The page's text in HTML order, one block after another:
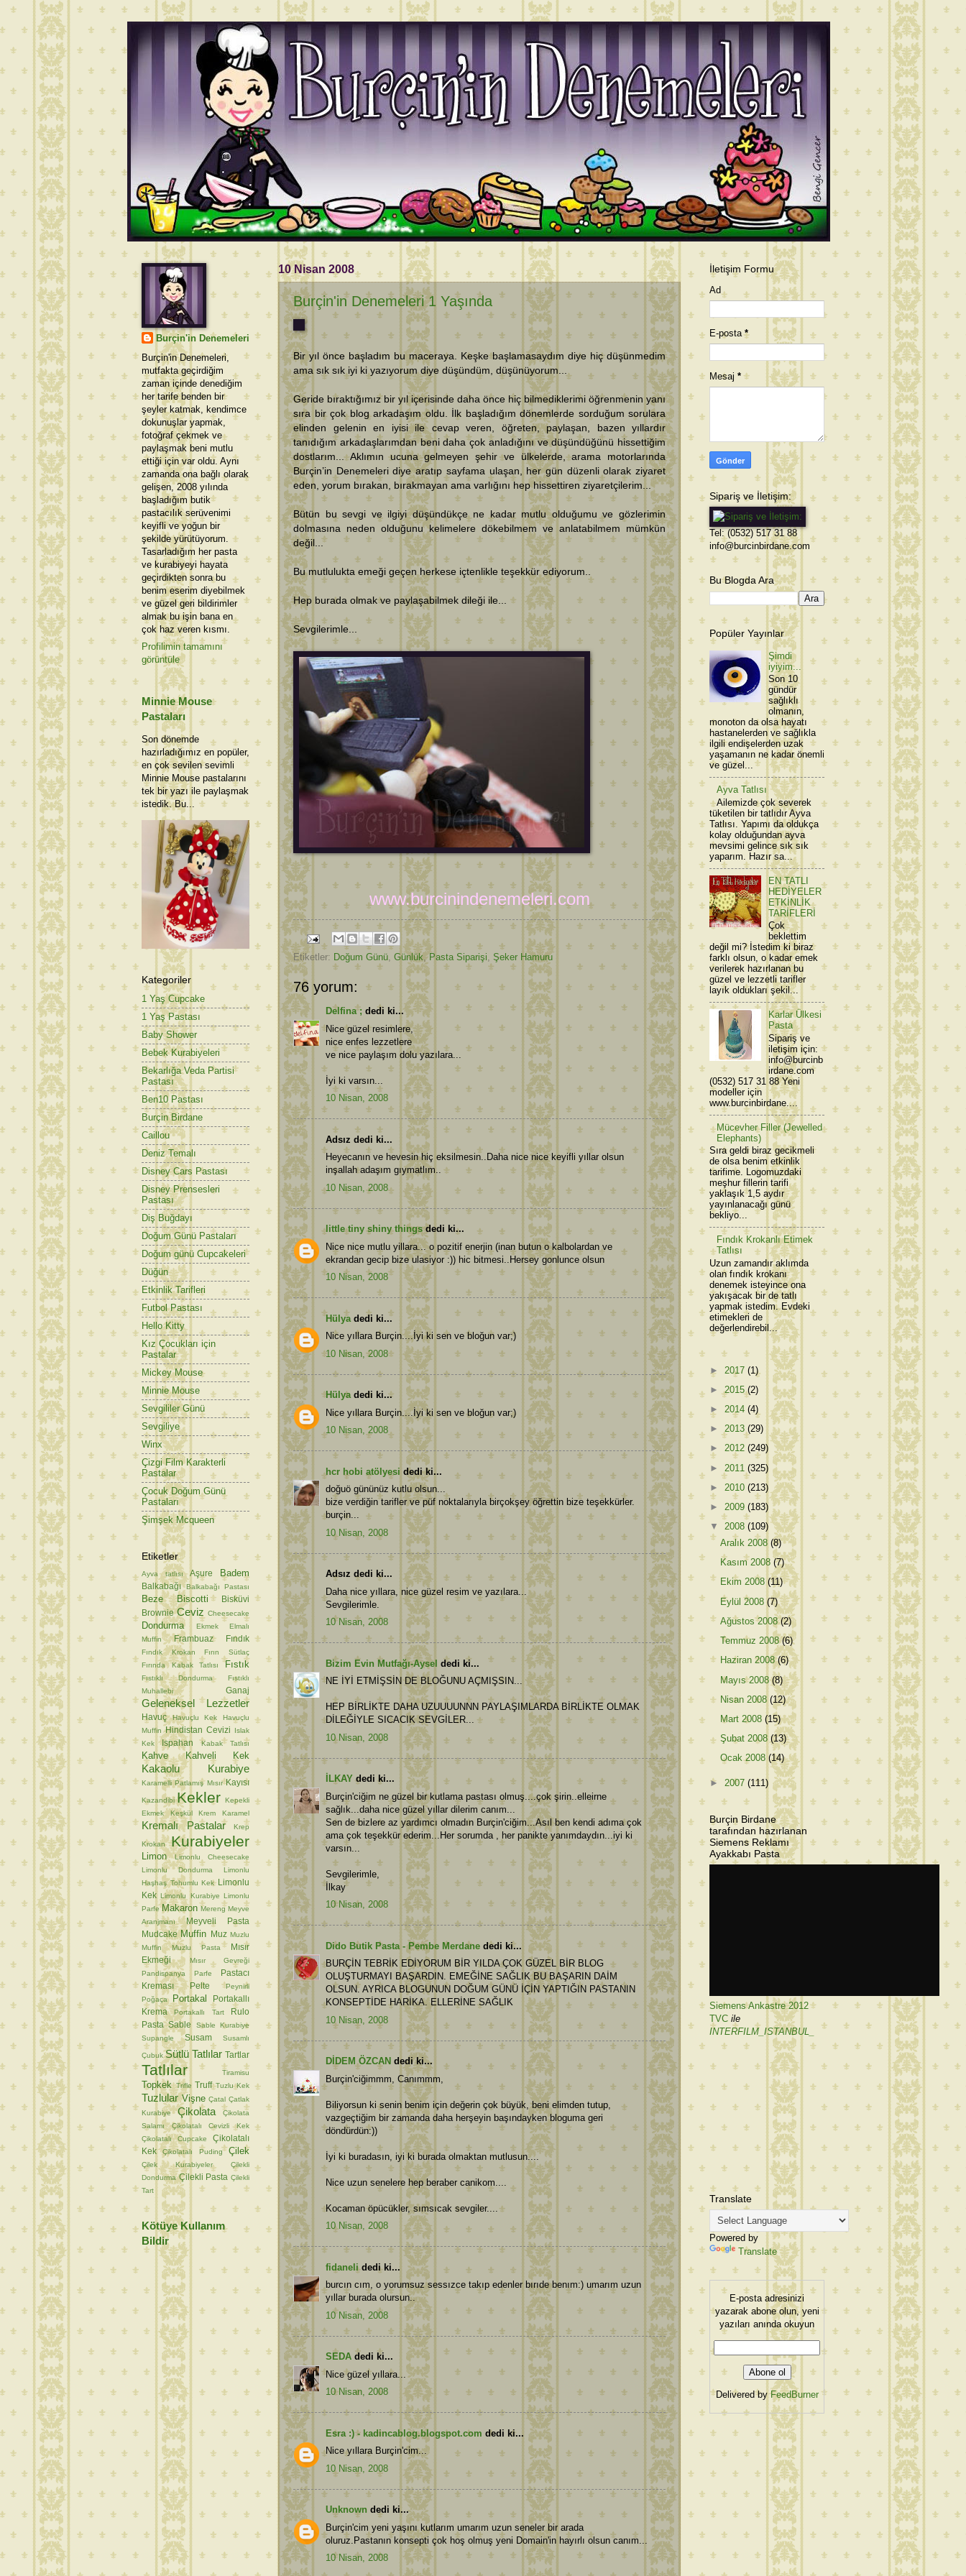
10 Nisan 2008
Burçin'in Denemeleri 1 Yaşında
Bir yıl önce başladım bu maceraya. Keşke başlamasaydım diye hiç düşünmedim
ama sık sık iyi ki yazıyorum diye düşündüm, düşünüyorum...
Geride bıraktığımız bir yıl içerisinde daha önce hiç bilmediklerimi öğrenmenin yanı
sıra bir çok blog arkadaşım oldu. İlk başladığım dönemlerde sorduğum sorulara
elinden gelenin en iyisi ile cevap veren, öğreten, paylaşan, bazen yıllardır
tanıdığım arkadaşlarımdan beni daha çok anladığını ve düşündüğünü hissettiğim
dostlarım... Aklımın ucuna gelmeyen şehir ve ülkelerde, arama motorlarında
Burçin’in Denemeleri diye aratıp sayfama ulaşan, her gün düzenli olarak ziyaret
eden, yorum bırakan, bırakmayan ama varlığını hep hissettiren ziyaretçilerim...
Bütün bu sevgi ve ilgiyi düşündükçe ne kadar mutlu olduğumu ve gözlerimin
dolmasına neden olduğunu kelimelere dökebilmem ve anlatabilmem mümkün
değil...
Bu mutlulukta emeği geçen herkese içtenlikle teşekkür ediyorum..
Hep burada olmak ve paylaşabilmek dileği ile...
Sevgilerimle...
www.burcinindenemeleri.com
Etiketler: Doğum Günü, Günlük,Pasta Siparişi, Şeker Hamuru
76 yorum:
Delfina ; dedi ki...
Nice güzel resimlere,
nice enfes lezzetlere
ve nice paylaşım dolu yazılara...
İyi ki varsın...
10 Nisan, 2008
Adsız dedi ki...
Heyecanın ve hevesin hiç eksilmesin..Daha nice nice keyifli yıllar olsun
inşallah adaşım gıymatlım..
10 Nisan, 2008
little tiny shiny thingsdedi ki...
Nice nice mutlu yillara... o pozitif enerjin (inan butun o kalbolardan ve
ekrandan gecip bize ulasiyor :)) hic bitmesi..Hersey gonlunce olsun
10 Nisan, 2008
Hülya dedi ki...
Nice yıllara Burçin....İyi ki sen ve bloğun var;)
10 Nisan, 2008
Hülyadedi ki...
Nice yıllara Burçin....İyi ki sen ve bloğun var;)
10 Nisan, 2008
hcr hobi atölyesi dedi ki...
doğuö gününüz kutlu olsun...
bize verdiğin tarifler ve püf noktalarıyla birçokşey öğrettin bize teşekkürler.
burçin...
10 Nisan, 2008
Adsız dedi ki...
Daha nice yıllara, nice güzel resim ve yazılara...
Sevgilerimle.
10 Nisan, 2008
Bizim Evin Mutfağı-Aysel dedi ki...
NE İYİ ETMİŞSİN DE BLOĞUNU AÇMIŞSIN...
HEP BİRLİKTE DAHA UZUUUUNNN PAYLAŞIMLARDA BİRLİKTE OLMAK
DİLEĞİYLE SICACIK SEVGİLER...
10 Nisan, 2008
İLKAY dedi ki...
Burçin'ciğim ne güzel bir kutlama pastası olmuş....çok şirin..elleirne
sağlık...daha nice güzel yıllar dilerim canım...
Sen de bizlere az yardımcı olmadın Burçin'ciğim...Asıl ben kendi adıma çok
ama çok teşekkür ederim...Her sorumda , her panikte yanımdaydın...iyi ki
varsın...
Sevgilerimle,
İlkay
10 Nisan, 2008
Dido Butik Pasta - Pembe Merdane dedi ki...
BURÇİN TEBRİK EDİYORUM BİR YILDA ÇOK GÜZEL BİR BLOG
OLUŞTURMAYI BAŞARDIN. EMEĞİNE SAĞLIK BU BAŞARIN DAİM
OLSUN. AYRICA BLOGUNUN DOĞUM GÜNÜ İÇİN YAPTIĞIN PASTANIN
KONSEPTİDE HARİKA. ELLERİNE SAĞLIK
10 Nisan, 2008
DİDEM ÖZCAN dedi ki...
Burçin'ciğimmm, Canımmm,
Biliyorsun ki senin benim için değerin çok büyük, beni elimden tutup,
vazgeçtiğim bir zamanda daha herşeyin başındayken bloguma geri
döndürdün:))
İyi ki buradasın, iyi ki burada olmaktan mutlusun....
Nice uzun senelere hep beraber canikom....
Kocaman öpücükler, sımsıcak sevgiler....
10 Nisan, 2008
fidanelidedi ki...
burcın cım, o yorumsuz sessızce takıp edenler bırıde benım:) umarım uzun
yıllar burada olursun..
10 Nisan, 2008
SEDA dedi ki...
Nice güzel yıllara...
10 Nisan, 2008
Esra :) - kadincablog.blogspot.com dedi ki...
Nice yıllara Burçin'cim...
10 Nisan, 2008
Unknown dedi ki...
Burçin'cim yeni yaşını kutlarım umarım uzun seneler bir arada
oluruz.Pastanın konsepti çok hoş olmuş yeni Domain'in hayırlı olsun canım...
10 Nisan, 2008
Burçin'in Denemeleri
Burçin'in Denemeleri,
mutfakta geçirdiğim
zaman içinde denediğim
her tarife benden bir
şeyler katmak, kendimce
dokunuşlar yapmak,
fotoğraf çekmek ve
paylaşmak beni mutlu
ettiği için var oldu. Aynı
zamanda ona bağlı olarak
gelişen, 2008 yılında
başladığım butik
pastacılık serüvenimi
keyifli ve yoğun bir
şekilde yürütüyorum.
Tasarladığım her pasta
ve kurabiyeyi hayata
geçirdikten sonra bu
benim eserim diyebilmek
ve güzel geri bildirimler
almak bu işin bana en
çok haz veren kısmı.
Profilimin tamamını
görüntüle
Minnie Mouse
Pastaları
Son dönemde
hazırladığımız en popüler,
en çok sevilen sevimli
Minnie Mouse pastalarını
tek bir yazı ile paylaşmak
istedik. Bu...
Kategoriler
1 Yaş Cupcake
1 Yaş Pastası
Baby Shower
Bebek Kurabiyeleri
Bekarlığa Veda Partisi
Pastası
Ben10 Pastası
Burçin Birdane
Caillou
Deniz Temalı
Disney Cars Pastası
Disney Prensesleri
Pastası
Diş Buğdayı
Doğum Günü Pastaları
Doğum günü Cupcakeleri
Düğün
Etkinlik Tarifleri
Futbol Pastası
Hello Kitty
Kız Çocukları için
Pastalar
Mickey Mouse
Minnie Mouse
Sevgililer Günü
Sevgiliye
Winx
Çizgi Film Karakterli
Pastalar
Çocuk Doğum Günü
Pastaları
Şimşek Mcqueen
Etiketler
Ayva tatlısı Aşure Badem
Balkabağı Balkabağı Pastası
Beze Biscotti
Bisküvi
Brownie Ceviz Cheesecake
Dondurma Ekmek
Elmalı
Muffin
Frambuaz Fındık
Fındık Krokan
Fırın Sütlaç
Fırında Kabak Tatlısı
Fıstık
Fıstıklı Dondurma
Fıstıklı
Muhallebi
Ganaj
Geleneksel Lezzetler
Havuç Havuçlu Kek
Havuçlu
Muffin Hindistan Cevizi
Islak
Kek
Ispahan Kabak Tatlısı
Kahve Kahveli Kek
Kakaolu Kurabiye
Karamelli Patlamış Mısır Kayısı
Kazandibi Kekler Kepekli
Ekmek
Keşkül Krem Karamel
Kremalı Pastalar Krep
Krokan Kurabiyeler
Limon
Limonlu Cheesecake
Limonlu Dondurma
Limonlu
Haşhaş Tohumlu Kek
Limonlu
Kek Limonlu Kurabiye Limonlu
Parfe Makaron Mereng Meyve
Aranjmanı
Meyveli Pasta
Mudcake Muffin Muz Muzlu
Muffin
Muzlu Pasta
Mısır
Ekmeği
Mısır Gevreği
Pandispanya
Parfe
Pastacı
Kreması
Pelte
Peynirli
Poğaça
Portakal
Portakallı
Krema
Portakallı Tart
Rulo
Pasta Sable
Sable Kurabiye
Supangle
Susam Susamlı
Çubuk Sütlü Tatlılar Tartlar
Tatlılar Tiramisu
Topkek Trifle Truff Tuzlu Kek
Tuzlular Vişne Çatal Çatlak
Kurabiye
Çikolata
Çikolata
Salamı
Çikolatalı Cevizli Kek
Çikolatalı Cupcake
Çikolatalı
Kek
Çikolatalı Puding Çilek
Çilek Kurabiyeler
Çilekli
Dondurma Çilekli Pasta Çilekli
Tart
Kötüye Kullanım
Bildir
İletişim Formu
Ad
E-posta*
Mesaj *
Sipariş ve İletişim:
Tel: (0532) 517 31 88
info@burcinbirdane.com
Bu Blogda Ara
Popüler Yayınlar
Şimdi
iyiyim...
Son 10
gündür
sağlıklı
olmanın,
monoton da olsa hayatı
hastanelerden ve sağlıkla
ilgili endişelerden uzak
yaşamanın ne kadar önemli
ve güzel...
Ayva Tatlısı
Ailemizde çok severek
tüketilen bir tatlıdır Ayva
Tatlısı. Yapımı da oldukça
kolay olduğundan ayva
mevsimi gelince sık sık
yaparım. Hazır sa...
EN TATLI
HEDİYELER
ETKİNLİK
TARİFLERİ
Çok
beklettim
değil mi? İstedim ki biraz
farklı olsun, o kadar emek
verilerek hazırlanan bu
güzel ve lezzetli tarifler
layık oldukları şekil...
Karlar Ülkesi
Pasta
Sipariş ve
iletişim için:
info@burcinb
irdane.com
(0532) 517 31 88 Yeni
modeller için
www.burcinbirdane....
Mücevher Filler (Jewelled
Elephants)
Sıra geldi biraz gecikmeli
de olsa benim etkinlik
tarifime. Logomuzdaki
meşhur fillerin tarifi
yaklaşık 1,5 aydır
yayınlanacağı günü
bekliyo...
Fındık Krokanlı Etimek
Tatlısı
Uzun zamandır aklımda
olan fındık krokanı
denemek isteyince ona
yakışacak bir de tatlı
yapmak istedim. Evdeki
etimekleri de
değerlendirebil...
► 2017 (1)
►2015(2)
► 2014 (4)
► 2013 (29)
► 2012 (249)
► 2011 (325)
► 2010 (213)
► 2009 (183)
▼ 2008 (109)
Aralık 2008(8)
Kasım 2008(7)
Ekim 2008(11)
Eylül 2008(7)
Ağustos 2008(2)
Temmuz 2008(6)
Haziran 2008(6)
Mayıs 2008(8)
Nisan 2008(12)
Mart 2008(15)
Şubat 2008(13)
Ocak 2008(14)
► 2007 (111)
Burçin Birdane
tarafından hazırlanan
Siemens Reklamı
Ayakkabı Pasta
Siemens Ankastre 2012
TVC ile
INTERFILM_ISTANBUL_
Translate
Powered by
Translate
E-posta adresinizi
yazarak abone olun, yeni
yazıları anında okuyun
Delivered byFeedBurner